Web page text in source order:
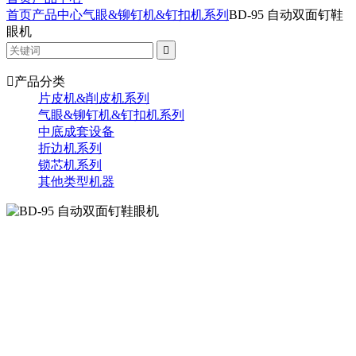
首页产品中心气眼&铆钉机&钉扣机系列 BD-95 自动双面钉鞋
眼机

产品分类
片皮机&削皮机系列
气眼&铆钉机&钉扣机系列
中底成套设备
折边机系列
锁芯机系列
其他类型机器